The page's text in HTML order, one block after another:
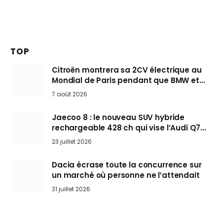
TOP
Citroën montrera sa 2CV électrique au
Mondial de Paris pendant que BMW et
Mini désertent le salon
7 août 2026
Jaecoo 8 : le nouveau SUV hybride
rechargeable 428 ch qui vise l’Audi Q7
arrive en Europe cet automne
23 juillet 2026
Dacia écrase toute la concurrence sur
un marché où personne ne l’attendait
31 juillet 2026